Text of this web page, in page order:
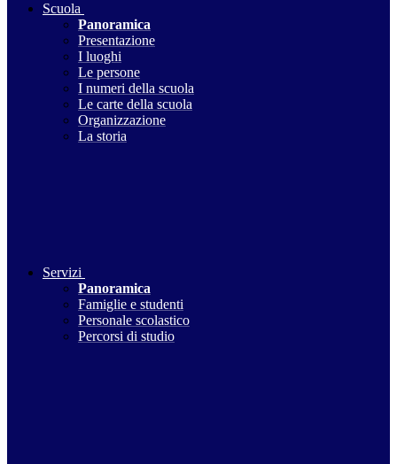
Scuola
Panoramica
Presentazione
I luoghi
Le persone
I numeri della scuola
Le carte della scuola
Organizzazione
La storia
Servizi
Panoramica
Famiglie e studenti
Personale scolastico
Percorsi di studio